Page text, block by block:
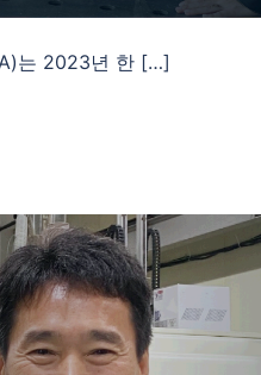
는 2023년 한 […]